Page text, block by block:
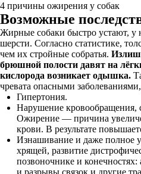
4 причины ожирения у собак
Возможные
Жирные собаки быстро устают, у
шерсти. Согласно статистике,
чем их стройные собратья.
брюшной полости давят на
кислорода возникает одышка.
чревата опасными
Гипертония.
Нарушение кровообращения,
Ожирение — причина
крови. В результате
Изнашивание и даже полное
хрящей, развитие
позвоночнике и
и разрывы связок и другие